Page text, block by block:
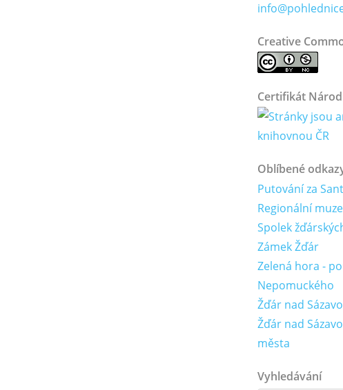
Creative
Certifikát
Oblíbené
Putování za
Regionální
Spolek
Zámek Žďár
Zelená hora -
Nepomuckého
Žďár nad
Žďár nad
města
Vyhledávání